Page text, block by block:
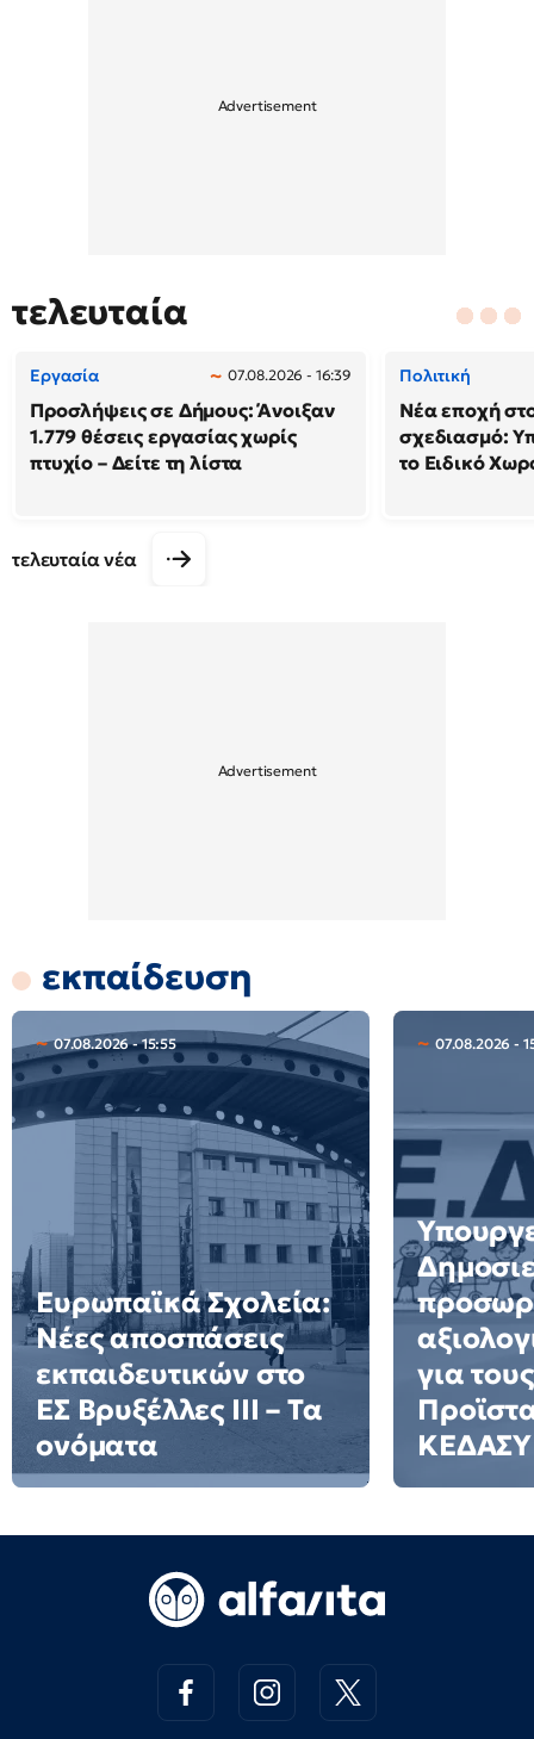
τελευταία
Εργασία 07.08.2026 - 16:39
Προσλήψεις σε Δήμους: Άνοιξαν
1.779 θέσεις εργασίας χωρίς
πτυχίο – Δείτε τη λίστα
Πολιτική
Νέα εποχή
σχεδιασμό:
το Ειδικό
τελευταία νέα
εκπαίδευση
07.08.2026 - 15:55
Ευρωπαϊκά Σχολεία:
Νέες αποσπάσεις
εκπαιδευτικών στο
ΕΣ Βρυξέλλες ΙΙΙ – Τα
ονόματα
07.08.2026 -
για τους
ΚΕΔΑΣΥ